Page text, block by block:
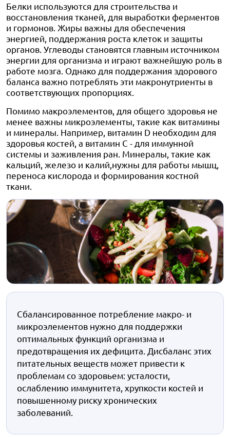
Белки используются для строительства и
восстановления тканей, для выработки ферментов
и гормонов. Жиры важны для обеспечения
энергией, поддержания роста клеток и защиты
органов. Углеводы становятся главным источником
энергии для организма и играют важнейшую роль в
работе мозга. Однако для поддержания здорового
баланса важно потреблять эти макронутриенты в
соответствующих пропорциях.
Помимо макроэлементов, для общего здоровья не
менее важны микроэлементы, такие как витамины
и минералы. Например, витамин D необходим для
здоровья костей, а витамин С - для иммунной
системы и заживления ран. Минералы, такие как
кальций, железо и калий,нужны для работы мышц,
переноса кислорода и формирования костной
ткани.
Сбалансированное потребление макро- и
микроэлементов нужно для поддержки
оптимальных функций организма и
предотвращения их дефицита. Дисбаланс этих
питательных веществ может привести к
проблемам со здоровьем: усталости,
ослаблению иммунитета, хрупкости костей и
повышенному риску хронических
заболеваний.